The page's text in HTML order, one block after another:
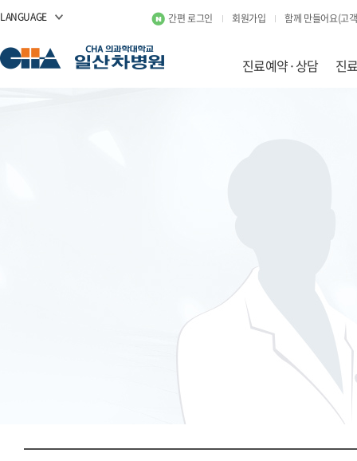
LANGUAGE 간편 로그인 회원가입 함께 만들어요(고
진료예약·상담 진